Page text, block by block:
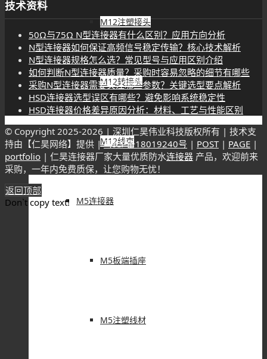
M12注塑接头
M12转接头
M12线束
M5连接器
M5板端插座
M5注塑线材
技术资料
50Ω与75Ω N型连接器有什么区别？应用方向分析
N型连接器如何保证高频信号稳定传输？核心技术解析
N型连接器规格怎么选？常见型号与应用区别介绍
如何判断N型连接器质量？采购时容易忽略的细节有哪些
采购N型连接器需要关注哪些参数？关键选型要点解析
HSD连接器选型误区有哪些？避免影响系统稳定性
HSD连接器价格差异原因分析：材料、工艺与性能区别
© Copyright 2025-2026 | 深圳仁昊伟业科技版权所有 | 技术支
持由【仁昊网络】提供 |粤ICP备18019240号 | POST| PAGE |
portfolio | 仁昊连接器厂家大量优质防水连接器 产品，欢迎前来
采购，一年内免费质保，让您购物无忧！
返回顶部
Don`t copy text!